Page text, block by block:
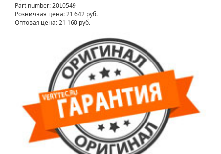
Part number: 20L0549
Розничная цена:21 642 руб.
Оптовая цена: 21 160 руб.